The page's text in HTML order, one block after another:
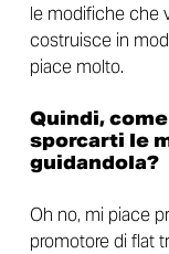
le modifiche che
costruisce in
piace molto.
Quindi,
sporcarti le
guidandola?
Oh no, mi piace
promotore di flat